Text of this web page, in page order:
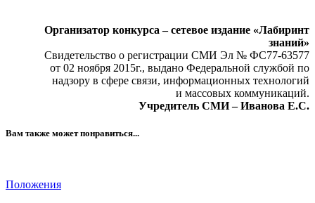
Организатор конкурса – сетевое издание «Лабиринт
знаний»
Свидетельство о регистрации СМИ Эл № ФС77-63577
от 02 ноября 2015г., выдано Федеральной службой по
надзору в сфере связи, информационных технологий
и массовых коммуникаций.
Учредитель СМИ – Иванова Е.С.
Вам также может понравиться...
Положения